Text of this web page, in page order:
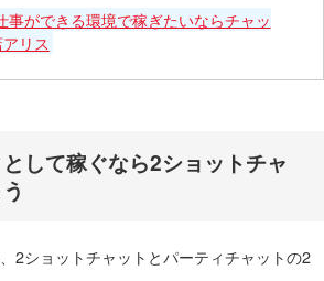
事ができる環境で稼ぎたいならチャッ
リス
して稼ぐなら2ショットチャ
2ショットチャットとパーティチャットの2